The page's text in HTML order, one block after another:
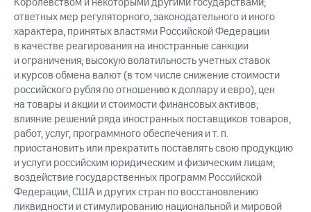
ответных мер регуляторного, законодательного и иного
характера, принятых властями Российской Федерации
в качестве реагирования на иностранные санкции
и ограничения; высокую волатильность учетных ставок
и курсов обмена валют (в том числе снижение стоимости
российского рубля по отношению к доллару и евро), цен
на товары и акции и стоимости финансовых активов;
влияние решений ряда иностранных поставщиков товаров,
работ, услуг, программного обеспеченияи т. п.
приостановить или прекратить поставлять свою продукцию
и услуги российским юридическим и физическим лицам;
воздействие государственных программ Российской
Федерации, США и других стран по восстановлению
ликвидности и стимулированию национальной и мировой